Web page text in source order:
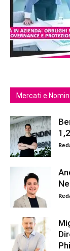
Mercati e